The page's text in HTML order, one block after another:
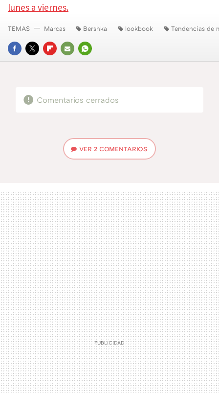
lunes a viernes.
FACEBOOK
TWITTERFLIPBOARD
E-
WHATSAPP
TEMAS Marcas Bershka lookbook Tendencias de
Comentarios cerrados
VER2 COMENTARIOS